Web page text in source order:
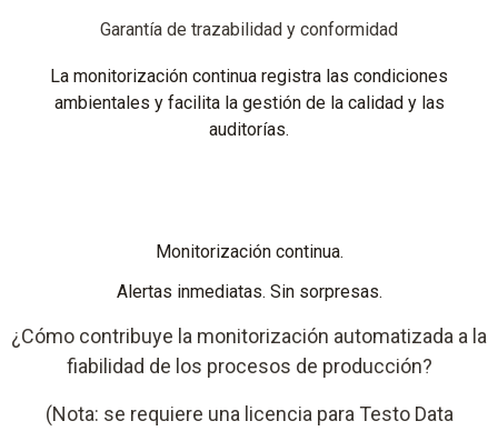
Garantía de trazabilidad y conformidad
La monitorización continua registra las condiciones
ambientales y facilita la gestión de la calidad y las
auditorías.
Monitorización continua.
Alertas inmediatas. Sin sorpresas.
¿Cómo contribuye la monitorización automatizada a la
fiabilidad de los procesos de producción?
(Nota: se requiere una licencia para Testo Data